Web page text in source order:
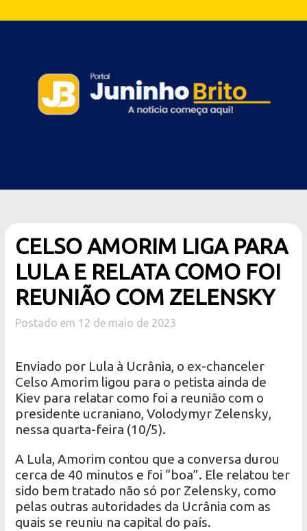
CELSO AMORIM LIGA PARA
LULA E RELATA COMO FOI
REUNIÃO COM ZELENSKY
Postado em 12 de maio de 2023
Enviado por Lula à Ucrânia, o ex-chanceler
Celso Amorim ligou para o petista ainda de
Kiev para relatar como foi a reunião com o
presidente ucraniano, Volodymyr Zelensky,
nessa quarta-feira (10/5).
A Lula, Amorim contou que a conversa durou
cerca de 40 minutos e foi “boa”. Ele relatou ter
sido bem tratado não só por Zelensky, como
pelas outras autoridades da Ucrânia com as
quais se reuniu na capital do país.